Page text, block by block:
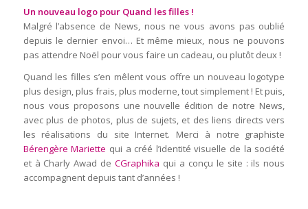
Un nouveau logo pour Quand les filles !
Malgré l’absence de News, nous ne vous avons pas oublié
depuis le dernier envoi… Et même mieux, nous ne pouvons
pas attendre Noël pour vous faire un cadeau, ou plutôt deux !
Quand les filles s’en mêlent vous offre un nouveau logotype
plus design, plus frais, plus moderne, tout simplement ! Et puis,
nous vous proposons une nouvelle édition de notre News,
avec plus de photos, plus de sujets, et des liens directs vers
les réalisations du site Internet. Merci à notre graphiste
Bérengère Mariette qui a créé l’identité visuelle de la société
et à Charly Awad deCGraphika qui a conçu le site : ils nous
accompagnent depuis tant d’années !